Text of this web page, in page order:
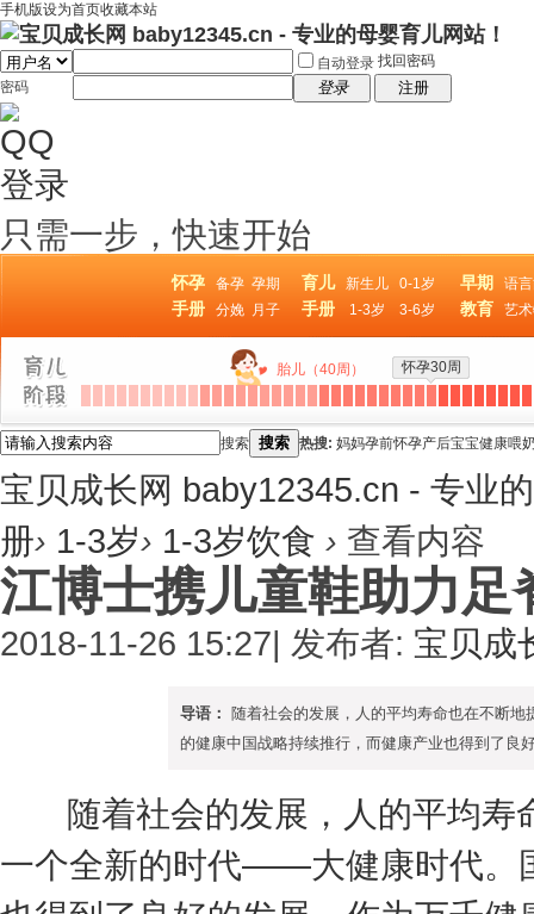
手机版设为首页收藏本站
自动登录 找回密码
密码
登录 注册
只需一步，快速开始
怀孕
手册
备孕 孕期
分娩 月子
育儿
手册
新生儿
0-1岁
1-3岁
3-6岁
早期
教育
语
艺
胎儿（40周） 怀孕30周
搜索 搜索 热搜: 妈妈孕前怀孕产后宝宝健康喂
宝贝成长网 baby12345.cn - 专业
册› 1-3岁› 1-3岁饮食 › 查看内容
江博士携儿童鞋助力足
2018-11-26 15:27| 发布者: 宝贝成
导语：
随着社会的发展，人的平均寿命也在不断
的健康中国战略持续推行，而健康产业也得到了
随着社会的发展，人的平均寿
一个全新的时代——大健康时代。